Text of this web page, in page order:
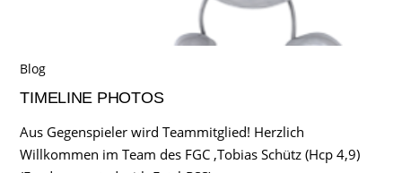
Blog
TIMELINE PHOTOS
Aus Gegenspieler wird Teammitglied! Herzlich
Willkommen im Team des FGC ,Tobias Schütz (Hcp 4,9)